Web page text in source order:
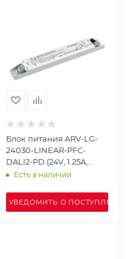
Блок питания ARV-LG-
24030-LINEAR-PFC-
DALI2-PD (24V, 1.25A,
30W) (Arlight, IP20
Есть в наличии
УВЕДОМИТЬ О ПОСТУПЛЕНИИ